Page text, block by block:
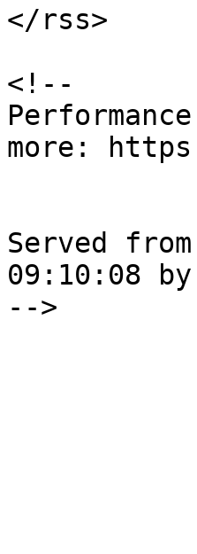
</rss>
<!--
more:
Served
09:10:08
-->